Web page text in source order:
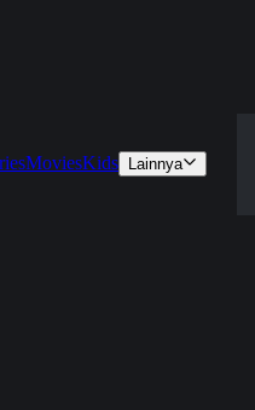
MoviesKids Lainnya